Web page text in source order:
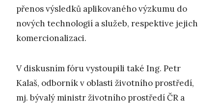
přenos výsledků aplikovaného výzkumu do
nových technologií a služeb, respektive jejich
komercionalizaci.
V diskusním fóru vystoupili také Ing. Petr
Kalaš, odborník v oblasti životního prostředí,
mj. bývalý ministr životního prostředí ČR a